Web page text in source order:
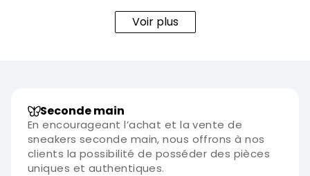
Voir plus
Seconde main
En encourageant l’achat et la vente de
sneakers seconde main, nous offrons à nos
clients la possibilité de posséder des pièces
uniques et authentiques.